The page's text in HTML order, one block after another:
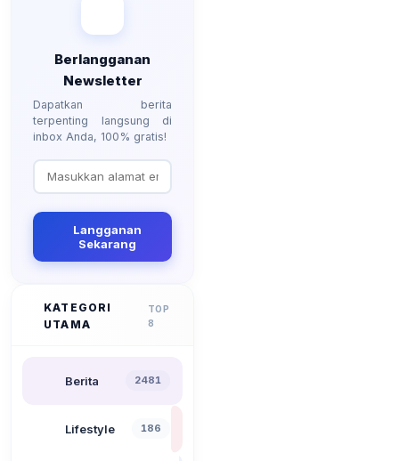
Berlangganan
Newsletter
Dapatkan berita
terpenting langsung di
inbox Anda, 100% gratis!
Langganan
Sekarang
KATEGORI
UTAMA
TOP
8
Berita 2481
Lifestyle 186